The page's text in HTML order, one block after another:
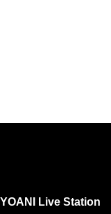
YOANI Live Station